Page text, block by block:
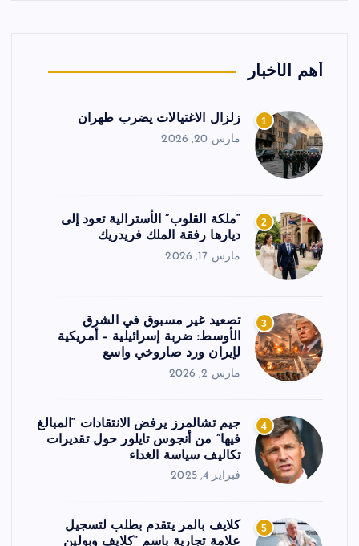
أهم الأخبار
1 زلزال الاغتيالات يضرب طهران
مارس 20, 2026
2
“ملكة القلوب” الأسترالية تعود إلى
ديارها رفقة الملك فريدريك
مارس 17, 2026
3
تصعيد غير مسبوق في الشرق
الأوسط: ضربة إسرائيلية – أمريكية
لإيران ورد صاروخي واسع
مارس 2, 2026
4
جيم تشالمرز يرفض الانتقادات “المبالغ
فيها” من أنجوس تايلور حول تقديرات
تكاليف سياسة الغداء
فبراير 4, 2025
5
كلايف بالمر يتقدم بطلب لتسجيل
علامة تجارية باسم “كلايف وبولين